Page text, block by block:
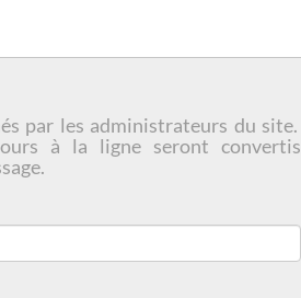
par les administrateurs du site.
à la ligne seront convertis